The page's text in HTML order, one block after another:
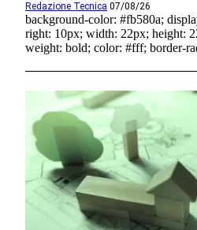
Redazione Tecnica 07/08/26
background-color: #fb580a;
right: 10px; width: 22px; height:
weight: bold; color: #fff; border-